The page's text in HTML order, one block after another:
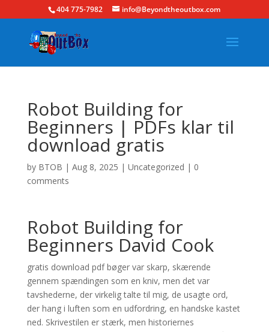
404 775-7982 info@Beyondtheoutbox.com
Robot Building for
Beginners | PDFs klar til
download gratis
by BTOB | Aug 8, 2025 | Uncategorized | 0
comments
Robot Building for
Beginners David Cook
gratis download pdf bøger var skarp, skærende
gennem spændingen som en kniv, men det var
tavshederne, der virkelig talte til mig, de usagte ord,
der hang i luften som en udfordring, en handske kastet
ned. Skrivestilen er stærk, men historiernes